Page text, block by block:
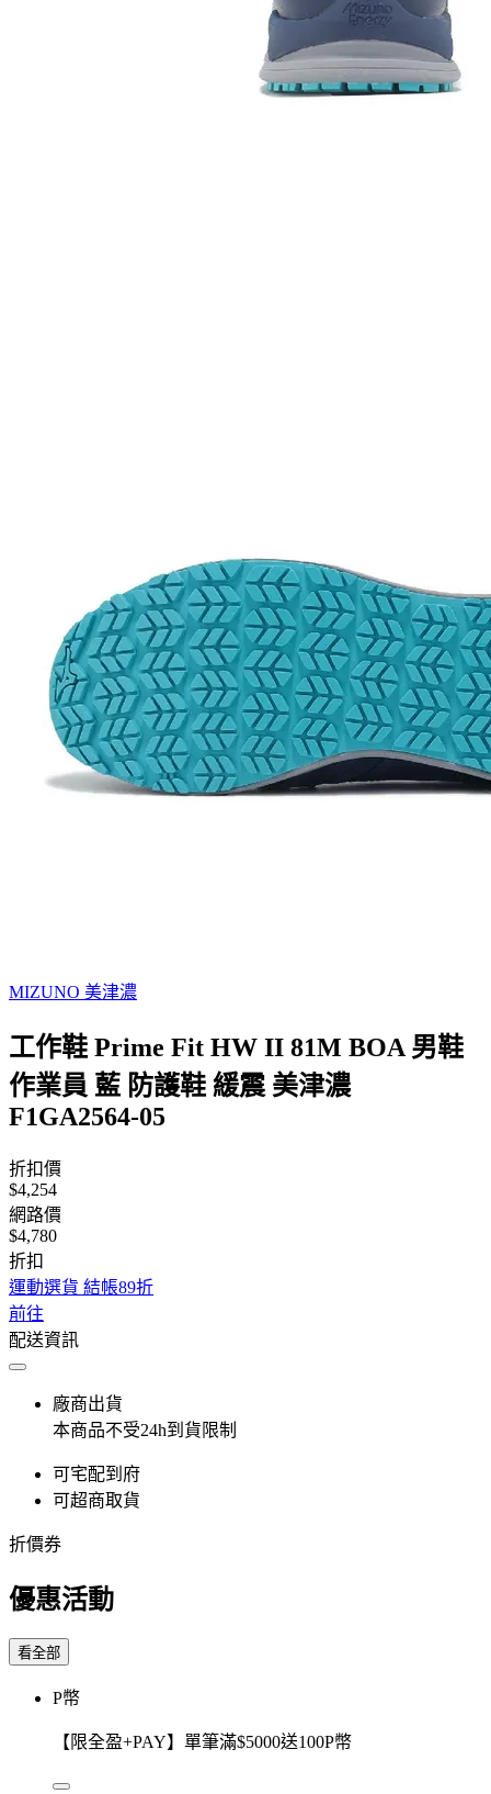
MIZUNO 美津濃
工作鞋 Prime Fit HW II 81M BOA 男鞋
作業員 藍 防護鞋 緩震 美津濃
F1GA2564-05
折扣價
$4,254
網路價
$4,780
折扣
運動選貨 結帳89折
前往
配送資訊
廠商出貨
本商品不受24h到貨限制
可宅配到府
可超商取貨
折價券
優惠活動
看全部
P幣
【限全盈+PAY】單筆滿$5000送100P幣